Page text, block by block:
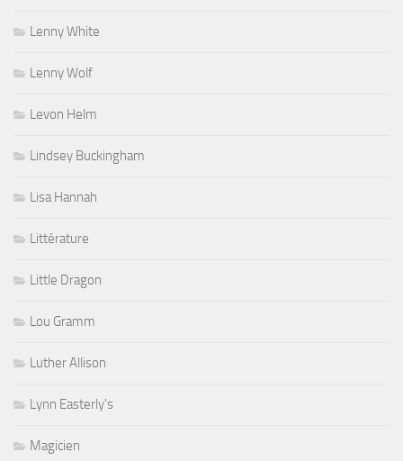
Lenny White
Lenny Wolf
Levon Helm
Lindsey Buckingham
Lisa Hannah
Littérature
Little Dragon
Lou Gramm
Luther Allison
Lynn Easterly's
Magicien